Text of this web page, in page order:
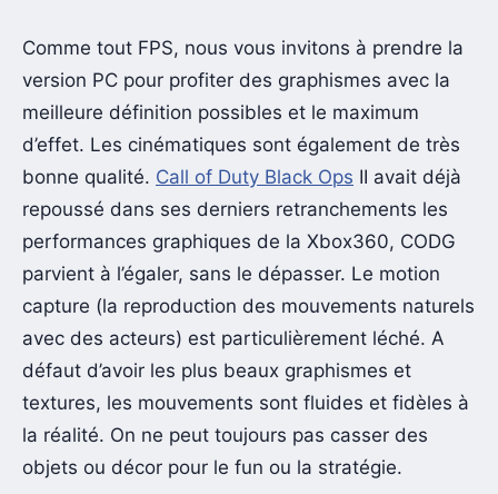
Comme tout FPS, nous vous invitons à prendre la
version PC pour profiter des graphismes avec la
meilleure définition possibles et le maximum
d’effet. Les cinématiques sont également de très
bonne qualité. Call of Duty Black Ops II avait déjà
repoussé dans ses derniers retranchements les
performances graphiques de la Xbox360, CODG
parvient à l’égaler, sans le dépasser. Le motion
capture (la reproduction des mouvements naturels
avec des acteurs) est particulièrement léché. A
défaut d’avoir les plus beaux graphismes et
textures, les mouvements sont fluides et fidèles à
la réalité. On ne peut toujours pas casser des
objets ou décor pour le fun ou la stratégie.